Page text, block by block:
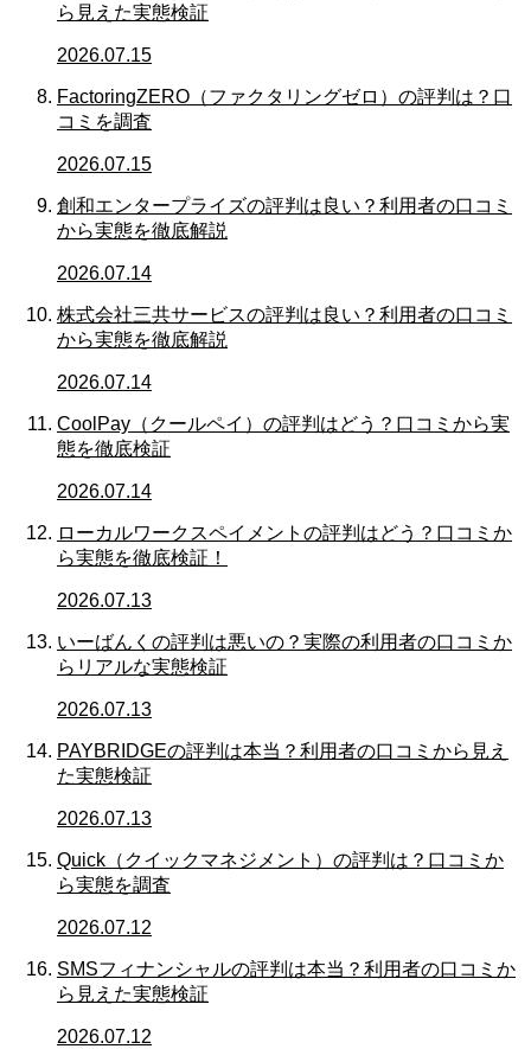
ら見えた実態検証
2026.07.15
FactoringZERO（ファクタリングゼロ）の評判は？口
コミを調査
2026.07.15
創和エンタープライズの評判は良い？利用者の口コミ
から実態を徹底解説
2026.07.14
株式会社三共サービスの評判は良い？利用者の口コミ
から実態を徹底解説
2026.07.14
CoolPay（クールペイ）の評判はどう？口コミから実
態を徹底検証
2026.07.14
ローカルワークスペイメントの評判はどう？口コミか
ら実態を徹底検証！
2026.07.13
いーばんくの評判は悪いの？実際の利用者の口コミか
らリアルな実態検証
2026.07.13
PAYBRIDGEの評判は本当？利用者の口コミから見え
た実態検証
2026.07.13
Quick（クイックマネジメント）の評判は？口コミか
ら実態を調査
2026.07.12
SMSフィナンシャルの評判は本当？利用者の口コミか
ら見えた実態検証
2026.07.12